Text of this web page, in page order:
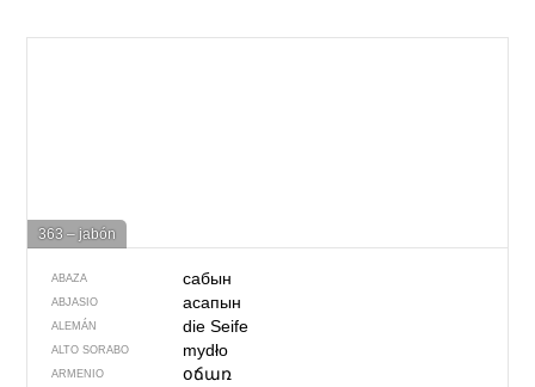
363 – jabón
ABAZA сабын
ABJASIO асапын
ALEMÁN die Seife
ALTO SORABO mydło
ARMENIO օճառ